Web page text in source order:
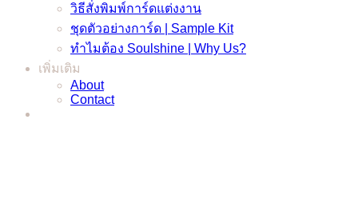
วิธีสั่งพิมพ์การ์ดแต่งงาน
ชุดตัวอย่างการ์ด | Sample Kit
ทำไมต้อง Soulshine | Why Us?
เพิ่มเติม
About
Contact